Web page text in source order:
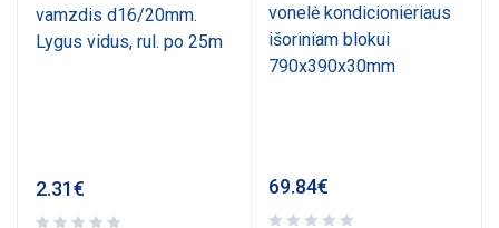
vamzdis d16/20mm.
Lygus vidus, rul. po 25m
2.31€
vonelė kondicionieriaus
išoriniam blokui
790x390x30mm
69.84€